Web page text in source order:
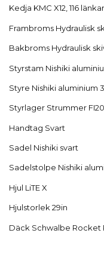
Kedja KMC X12, 116 länkar
Frambroms Hydraulisk
Bakbroms Hydraulisk
Styrstam Nishiki
Styre Nishiki aluminium
Styrlager Strummer
Handtag Svart
Sadel Nishiki svart
Sadelstolpe Nishiki
Hjul LiTE X
Hjulstorlek 29in
Däck Schwalbe Rocket